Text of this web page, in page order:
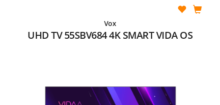
Vox
UHD TV 55SBV684 4K SMART VIDA OS